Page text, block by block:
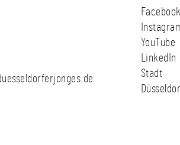
YouTube
LinkedIn
Stadt